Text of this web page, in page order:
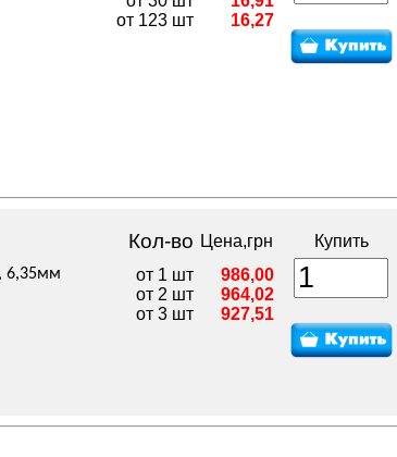
от 123 шт
16,27
6,35мм
Кол-во Цена,грн
Купить
от 1 шт
от 2 шт
от 3 шт
986,00
964,02
927,51